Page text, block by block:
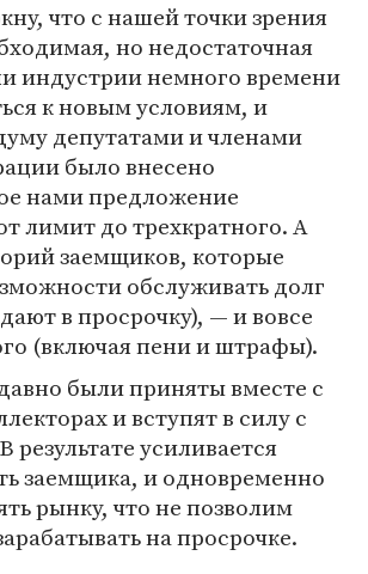
что с нашей точки зрения
но недостаточная
индустрии немного времени
к новым условиям, и
депутатами и членами
было внесено
нами предложение
лимит до трехкратного. А
заемщиков, которые
обслуживать долг
в просрочку), — и вовсе
(включая пени и штрафы).
были приняты вместе с
и вступят в силу с
результате усиливается
заемщика, и одновременно
рынку, что не позволим
на просрочке.